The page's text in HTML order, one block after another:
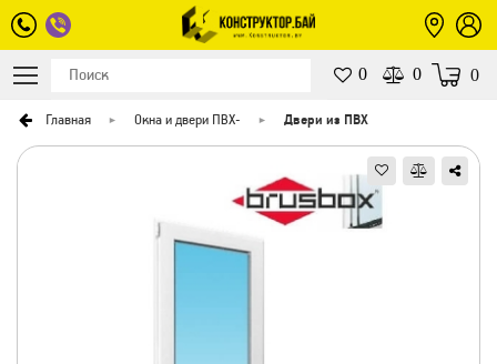
0 0 0
Главная Окна и двери ПВХ- Двери из ПВХ